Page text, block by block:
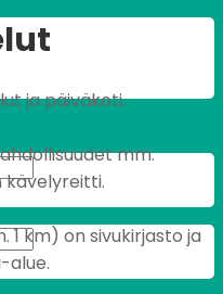
ja päiväkoti.
mm.
1 km) on sivukirjasto ja
alue.